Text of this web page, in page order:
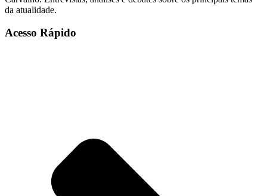
da atualidade.
Acesso Rápido